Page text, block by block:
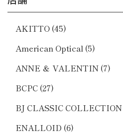
AKITTO (45)
American Optical (5)
ANNE ＆ VALENTIN (7)
BCPC (27)
BJ CLASSIC COLLECTION
ENALLOID (6)